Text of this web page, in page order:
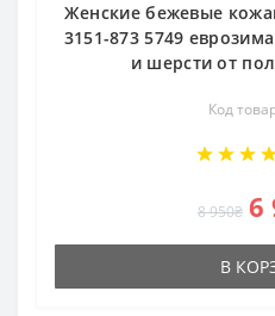
Женские бежевые
3151-873 5749
и шерсти от
Код
8 950₴ 6
В